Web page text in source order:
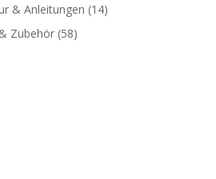
& Anleitungen (14)
Zubehör (58)